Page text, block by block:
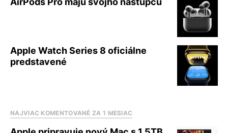
Apple Watch Series 8 oficiálne
predstavené
NAJVIAC KOMENTOVANÉ ZA 1 MESIAC